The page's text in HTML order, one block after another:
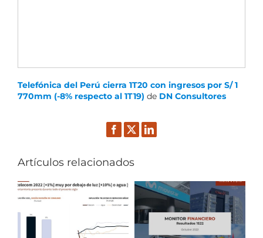
Telefónica del Perú cierra 1T20 con ingresos por S/ 1
770mm (-8% respecto al 1T19) de DN Consultores
Facebook
TwitterLinkedIn
Artículos relacionados